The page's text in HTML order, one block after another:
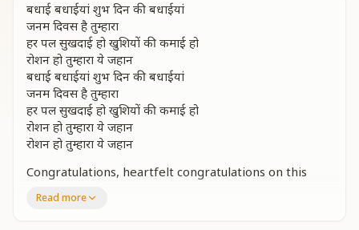
बधाई बधाईयां शुभ दिन की बधाईयां
जनम दिवस है तुम्हारा
हर पल सुखदाई हो खुशियों की कमाई हो
रोशन हो तुम्हारा ये जहान
बधाई बधाईयां शुभ दिन की बधाईयां
जनम दिवस है तुम्हारा
हर पल सुखदाई हो खुशियों की कमाई हो
रोशन हो तुम्हारा ये जहान
रोशन हो तुम्हारा ये जहान
Congratulations, heartfelt congratulations on this
It is your birthday today.
Read more